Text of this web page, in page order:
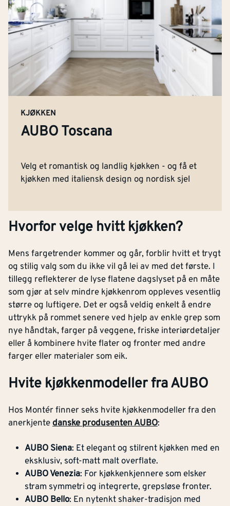
KJØKKEN
AUBO Toscana
Velg et romantisk og landlig kjøkken - og få et
kjøkken med italiensk design og nordisk sjel
Hvorfor velge hvitt kjøkken?
Mens fargetrender kommer og går, forblir hvitt et trygt
og stilig valg som du ikke vil gå lei av med det første. I
tillegg reflekterer de lyse flatene dagslyset på en måte
som gjør at selv mindre kjøkkenrom oppleves vesentlig
større og luftigere. Det er også veldig enkelt å endre
uttrykk på rommet senere ved hjelp av enkle grep som
nye håndtak, farger på veggene, friske interiørdetaljer
eller å kombinere hvite flater og fronter med andre
farger eller materialer som eik.
Hvite kjøkkenmodeller fra AUBO
Hos Montér finner seks hvite kjøkkenmodeller fra den
anerkjentedanske produsenten AUBO:
AUBO Siena: Et elegant og stilrent kjøkken med en
eksklusiv, soft-matt malt overflate.
AUBO Venezia: For kjøkkenkjennere som elsker
stram symmetri og integrerte, grepsløse fronter.
AUBO Bello: En nytenkt shaker-tradisjon med